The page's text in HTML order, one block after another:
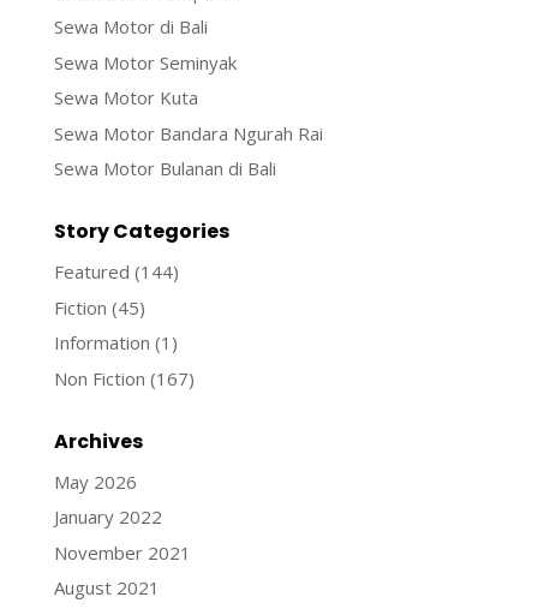
Sewa Motor di Bali
Sewa Motor Seminyak
Sewa Motor Kuta
Sewa Motor Bandara Ngurah Rai
Sewa Motor Bulanan di Bali
Story Categories
Featured (144)
Fiction (45)
Information (1)
Non Fiction (167)
Archives
May 2026
January 2022
November 2021
August 2021